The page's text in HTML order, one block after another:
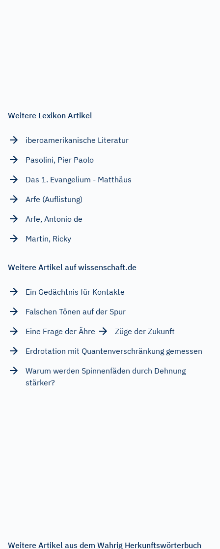
Weitere Lexikon Artikel
iberoamerikanische Literatur
Pasolini, Pier Paolo
Das 1. Evangelium - Matthäus
Arfe (Auflistung)
Arfe, Antonio de
Martin, Ricky
Weitere Artikel auf wissenschaft.de
Ein Gedächtnis für Kontakte
Falschen Tönen auf der Spur
Eine Frage der Ähre
Züge der Zukunft
Erdrotation mit Quantenverschränkung gemessen
Warum werden Spinnenfäden durch Dehnung
stärker?
Weitere Artikel aus dem Wahrig Herkunftswörterbuch